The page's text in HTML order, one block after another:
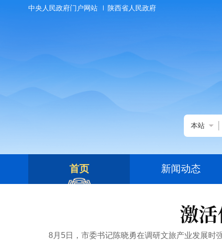
中央人民政府门户网站 陕西省人民政府
本站
首页 新闻动态
激